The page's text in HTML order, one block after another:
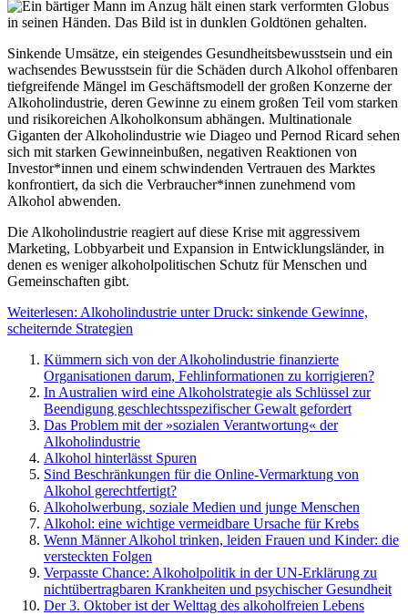
Sinkende Umsätze, ein steigendes Gesundheitsbewusstsein und ein
wachsendes Bewusstsein für die Schäden durch Alkohol offenbaren
tiefgreifende Mängel im Geschäftsmodell der großen Konzerne der
Alkoholindustrie, deren Gewinne zu einem großen Teil vom starken
und risikoreichen Alkoholkonsum abhängen. Multinationale
Giganten der Alkoholindustrie wie Diageo und Pernod Ricard sehen
sich mit starken Gewinneinbußen, negativen Reaktionen von
Investor*innen und einem schwindenden Vertrauen des Marktes
konfrontiert, da sich die Verbraucher*innen zunehmend vom
Alkohol abwenden.
Die Alkoholindustrie reagiert auf diese Krise mit aggressivem
Marketing, Lobbyarbeit und Expansion in Entwicklungsländer, in
denen es weniger alkoholpolitischen Schutz für Menschen und
Gemeinschaften gibt.
Weiterlesen: Alkoholindustrie unter Druck: sinkende Gewinne,
scheiternde Strategien
Kümmern sich von der Alkoholindustrie finanzierte
Organisationen darum, Fehlinformationen zu korrigieren?
In Australien wird eine Alkoholstrategie als Schlüssel zur
Beendigung geschlechtsspezifischer Gewalt gefordert
Das Problem mit der »sozialen Verantwortung« der
Alkoholindustrie
Alkohol hinterlässt Spuren
Sind Beschränkungen für die Online-Vermarktung von
Alkohol gerechtfertigt?
Alkoholwerbung, soziale Medien und junge Menschen
Alkohol: eine wichtige vermeidbare Ursache für Krebs
Wenn Männer Alkohol trinken, leiden Frauen und Kinder: die
versteckten Folgen
Verpasste Chance: Alkoholpolitik in der UN-Erklärung zu
nichtübertragbaren Krankheiten und psychischer Gesundheit
Der 3. Oktober ist der Welttag des alkoholfreien Lebens